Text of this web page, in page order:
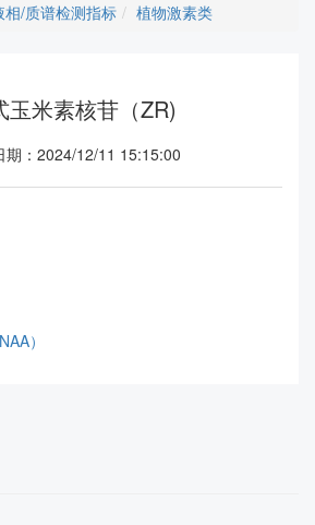
相/质谱检测指标 植物激素类
玉米素核苷（ZR)
期：2024/12/11 15:15:00
）